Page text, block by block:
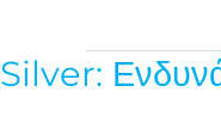
Silver:
Silver: